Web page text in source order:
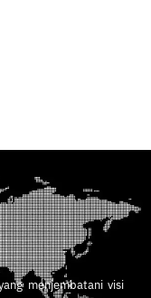
menjembatani visi